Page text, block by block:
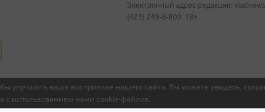
улучшить ваше восприятие нашего сайта. Вы можете увидеть,
с использованием нами cookie-файлов.
Электронный адрес редакции:
(423) 249-8-800. 18+